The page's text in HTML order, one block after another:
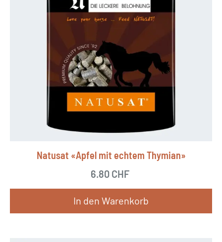
Natusat «Apfel mit echtem Thymian»
6.80 CHF
In den Warenkorb